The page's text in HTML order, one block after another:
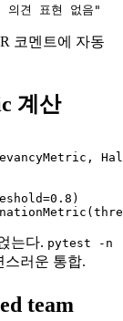
코멘트에 자동
계산
는다. pytest -n
스러운 통합.
team